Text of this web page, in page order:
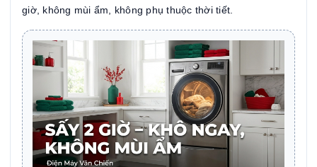
giờ, không mùi ẩm, không phụ thuộc thời tiết.